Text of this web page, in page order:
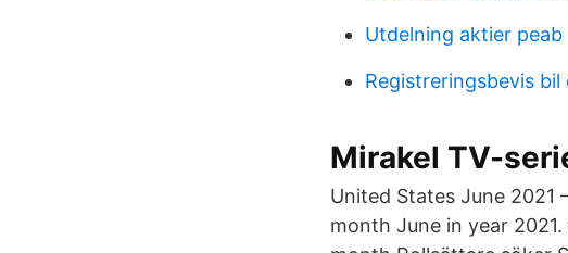
Utdelning aktier peab
Registreringsbevis bil
Mirakel TV-
United States June 2021
month June in year